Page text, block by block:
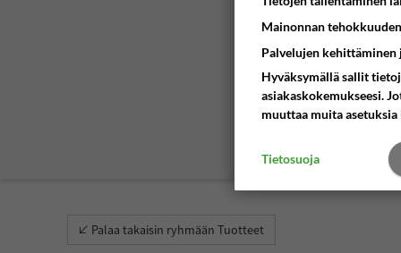
Palaa takaisin ryhmään Tuotteet
Mainonnan
Palvelujen kehittäminen
Hyväksymällä sallit
asiakaskokemukseesi.
muuttaa muita
Tietosuoja